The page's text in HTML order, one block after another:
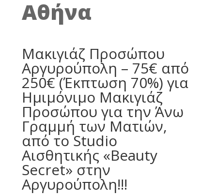
Αθήνα
Μακιγιάζ Προσώπου
Αργυρούπολη – 75€ από
250€ (Έκπτωση 70%) για
Ημιμόνιμο Μακιγιάζ
Προσώπου για την Άνω
Γραμμή των Ματιών,
από το Studio
Αισθητικής «Beauty
Secret» στην
Αργυρούπολη!!!